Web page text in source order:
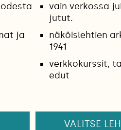
ja
vain verkossa
jutut.
näköislehtien
1941
verkkokurssit,
edut
VALITSE